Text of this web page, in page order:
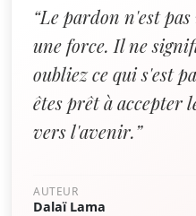
“Le pardon n'est
une force. Il ne
oubliez ce qui s'est
êtes prêt à accepter
vers l'avenir.”
AUTEUR
Dalaï Lama